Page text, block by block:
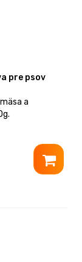
pre psov
a